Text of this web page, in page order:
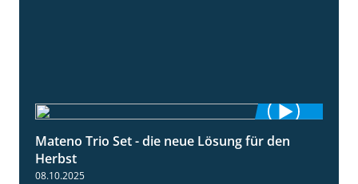
2:22
Mateno Trio Set - die neue Lösung für den
Herbst
08.10.2025